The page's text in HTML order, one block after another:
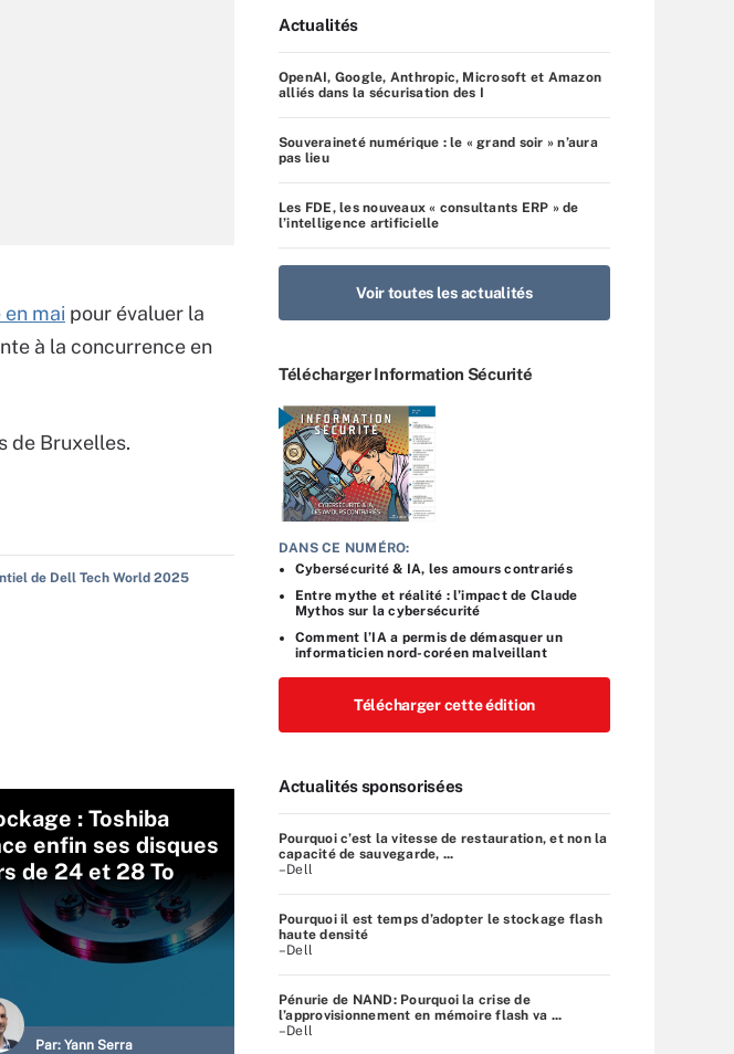
mai pour évaluer la
à la concurrence en
de Bruxelles.
de Dell Tech World 2025
: Toshiba
enfin ses disques
de 24 et 28 To
Par: Yann Serra
Actualités
OpenAI, Google, Anthropic, Microsoft et Amazon
alliés dans la sécurisation des I
Souveraineté numérique : le « grand soir » n’aura
pas lieu
Les FDE, les nouveaux « consultants ERP » de
l’intelligence artificielle
Voir toutes les actualités
Télécharger Information Sécurité
DANS CE NUMÉRO:
Cybersécurité & IA, les amours contrariés
Entre mythe et réalité : l’impact de Claude
Mythos sur la cybersécurité
Comment l’IA a permis de démasquer un
informaticien nord-coréen malveillant
Télécharger cette édition
Actualités sponsorisées
Pourquoi c’est la vitesse de restauration, et non la
capacité de sauvegarde, ...
–Dell
Pourquoi il est temps d’adopter le stockage flash
haute densité
–Dell
Pénurie de NAND: Pourquoi la crise de
l’approvisionnement en mémoire flash va ...
–Dell